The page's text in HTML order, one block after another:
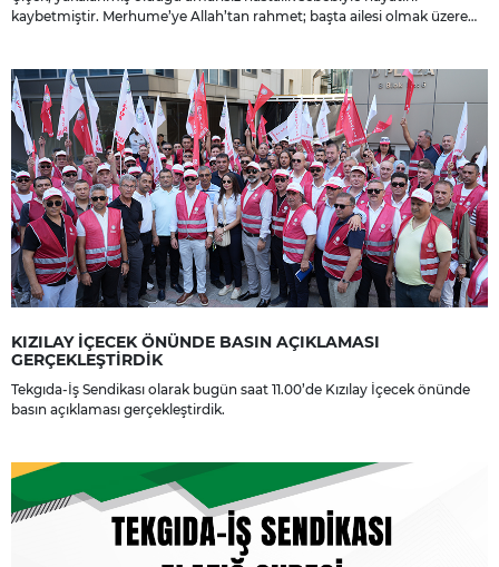
kaybetmiştir. Merhume’ye Allah’tan rahmet; başta ailesi olmak üzere
KIZILAY İÇECEK ÖNÜNDE BASIN AÇIKLAMASI
GERÇEKLEŞTİRDİK
Tekgıda-İş Sendikası olarak bugün saat 11.00’de Kızılay İçecek önünde
basın açıklaması gerçekleştirdik.